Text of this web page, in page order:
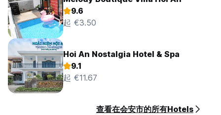
9.6
起 €3.50
Hoi An Nostalgia Hotel & Spa
9.1
起 €11.67
查看在会安市的所有Hotels